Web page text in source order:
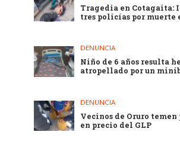
Tragedia en Cotagaita:
tres policías por muerte
DENUNCIA
Niño de 6 años resulta
atropellado por un
DENUNCIA
Vecinos de Oruro temen
en precio del GLP